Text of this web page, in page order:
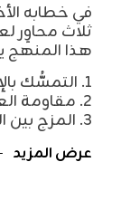
في خطابه
ثلاث محاوِر
هذا المنهج
1. التمسُّك بالإسلام المحمديّ الأصيل.
2. مقاومة العدوّ كأولوية
3. المزج بين الروحانيّة [...]
عرض المزيد